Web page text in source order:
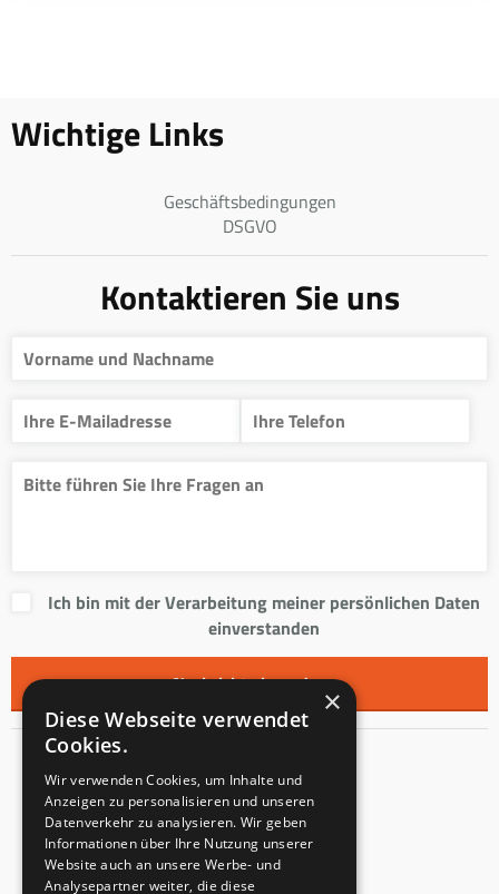
Wichtige Links
Geschäftsbedingungen
DSGVO
Kontaktieren Sie uns
Ich bin mit der Verarbeitung meiner persönlichen Daten
einverstanden
Kontakt
Innentreppen s.r.o.
Mladoňovice 65
PLZ: 675 32
×
Diese Webseite verwendet
Cookies.
Wir verwenden Cookies, um Inhalte und
Anzeigen zu personalisieren und unseren
Datenverkehr zu analysieren. Wir geben
Informationen über Ihre Nutzung unserer
Website auch an unsere Werbe- und
Analysepartner weiter, die diese